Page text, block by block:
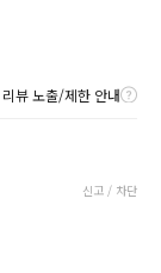
리뷰 노출/제한 안내
신고 / 차단